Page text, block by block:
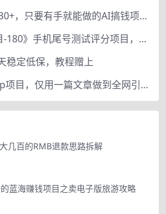
上架2小时收入630+，只要有手就能做的AI搞钱项目，奶奶看完都能学会!
《188个赚钱项目-180》手机尾号测试评分项目，短视频直播日赚200+
稳定低保，教程赠上
网创公众号个人ip项目，仅用一篇文章做到全网引流！
几百的RMB退款思路拆解
蓝海赚钱项目之卖电子版旅游攻略